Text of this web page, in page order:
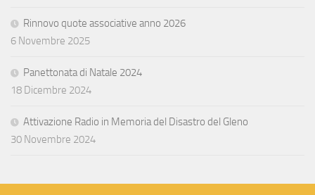
Rinnovo quote associative anno 2026
6 Novembre 2025
Panettonata di Natale 2024
18 Dicembre 2024
Attivazione Radio in Memoria del Disastro del Gleno
30 Novembre 2024